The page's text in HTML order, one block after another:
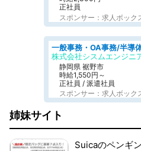
正社員
スポンサー：求人ボック
株式会社シスムエンジニ
静岡県 裾野市
時給1,550円～
正社員 / 派遣社員
スポンサー：求人ボック
姉妹サイト
Suicaのペンギ